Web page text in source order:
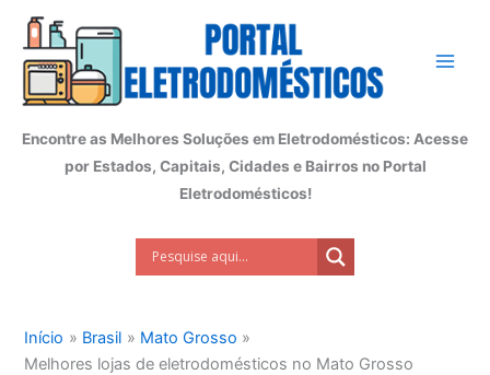
conteúdo
Encontre as Melhores Soluções em Eletrodomésticos: Acesse
por Estados, Capitais, Cidades e Bairros no Portal
Eletrodomésticos!
Início Brasil
Mato Grosso
Melhores lojas de eletrodomésticos no Mato Grosso